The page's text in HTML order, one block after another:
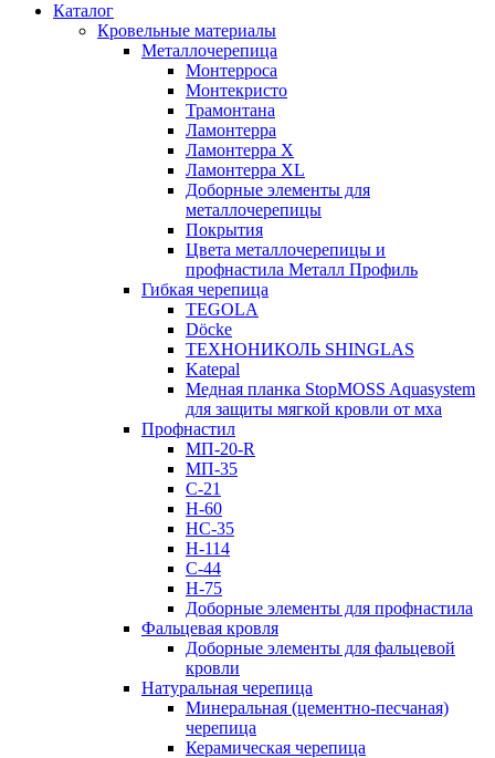
Каталог
Кровельные материалы
Металлочерепица
Монтерроса
Монтекристо
Трамонтана
Ламонтерра
Ламонтерра X
Ламонтерра XL
Доборные элементы для
металлочерепицы
Покрытия
Цвета металлочерепицы и
профнастила Металл Профиль
Гибкая черепица
TEGOLA
Döcke
ТЕХНОНИКОЛЬ SHINGLAS
Katepal
Медная планка StopMOSS Aquasystem
для защиты мягкой кровли от мха
Профнастил
МП-20-R
МП-35
С-21
Н-60
НС-35
Н-114
С-44
Н-75
Доборные элементы для профнастила
Фальцевая кровля
Доборные элементы для фальцевой
кровли
Натуральная черепица
Минеральная (цементно-песчаная)
черепица
Керамическая черепица